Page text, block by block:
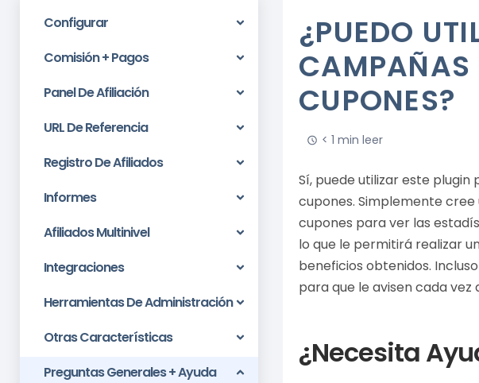
Configurar
Comisión + Pagos
Panel De Afiliación
URL De Referencia
Registro De Afiliados
Informes
Afiliados Multinivel
Integraciones
Herramientas De Administración
Otras Características
Preguntas Generales + Ayuda
¿PUEDO
CAMPAÑAS
CUPONES?
< 1 min leer
Sí, puede utilizar este
cupones. Simplemente
cupones para ver las
lo que le permitirá realizar
beneficios obtenidos.
para que le avisen cada vez
¿Necesita